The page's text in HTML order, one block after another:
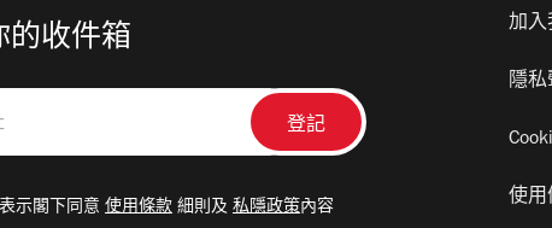
的收件箱
示閣下同意 使用條款 細則及 私隱政策內容
加入
隱私
使用